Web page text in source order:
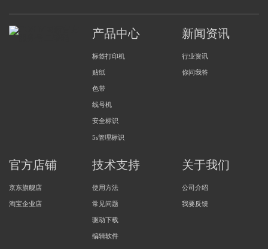
产品中心
标签打印机
贴纸
色带
线号机
安全标识
5s管理标识
新闻资讯
行业资讯
你问我答
官方店铺
京东旗舰店
淘宝企业店
技术支持
使用方法
常见问题
驱动下载
编辑软件
关于我们
公司介绍
我要反馈